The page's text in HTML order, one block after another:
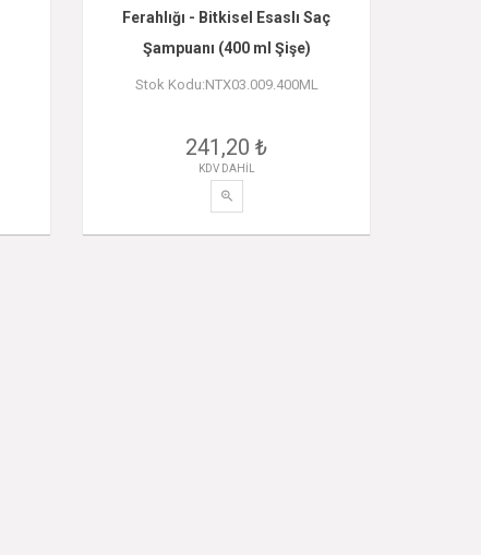
Ferahlığı - Bitkisel Esaslı Saç
Şampuanı (400 ml Şişe)
Stok Kodu:NTX03.009.400ML
241,20 ₺
KDV DAHİL